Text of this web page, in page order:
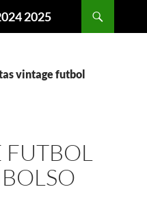
2025
vintage futbol